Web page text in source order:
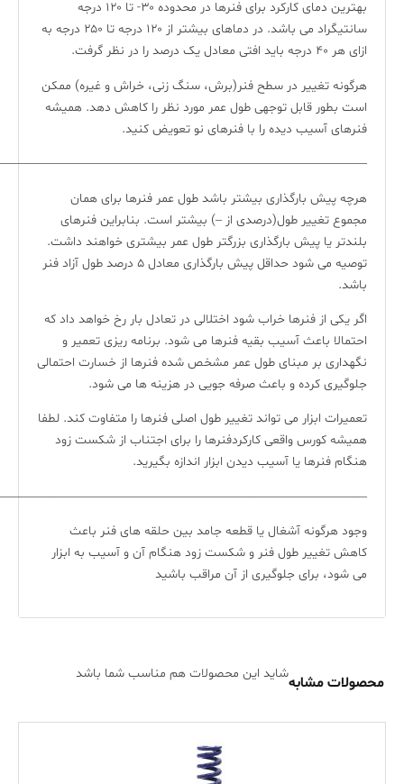
بهترین دمای کارکرد برای فنرها در محدوده ۳۰- تا ۱۲۰ درجه
سانتیگراد می باشد. در دماهای بیشتر از ۱۲۰ درجه تا ۲۵۰ درجه به
ازای هر ۴۰ درجه باید افتی معادل یک درصد را در نظر گرفت.
هرگونه تغییر در سطح فنر(برش، سنگ زنی، خراش و غیره) ممکن
است بطور قابل توجهی طول عمر مورد نظر را کاهش دهد. همیشه
فنرهای آسیب دیده را با فنرهای نو تعویض کنید.
هرچه پیش بارگذاری بیشتر باشد طول عمر فنرها برای همان
مجموع تغییر طول(درصدی از –) بیشتر است. بنابراین فنرهای
بلندتر یا پیش بارگذاری بزرگتر طول عمر بیشتری خواهند داشت.
توصیه می شود حداقل پیش بارگذاری معادل ۵ درصد طول آزاد فنر
باشد.
اگر یکی از فنرها خراب شود اختلالی در تعادل بار رخ خواهد داد که
احتمالا باعث آسیب بقیه فنرها می شود. برنامه ریزی تعمیر و
نگهداری بر مبنای طول عمر مشخص شده فنرها از خسارت احتمالی
جلوگیری کرده و باعث صرفه جویی در هزینه ها می شود.
تعمیرات ابزار می تواند تغییر طول اصلی فنرها را متفاوت کند. لطفا
همیشه کورس واقعی کارکردفنرها را برای اجتناب از شکست زود
هنگام فنرها یا آسیب دیدن ابزار اندازه بگیرید.
وجود هرگونه آشغال یا قطعه جامد بین حلقه های فنر باعث
کاهش تغییر طول فنر و شکست زود هنگام آن و آسیب به ابزار
می شود، برای جلوگیری از آن مراقب باشید
محصولات مشابهشاید این محصولات هم مناسب شما باشد